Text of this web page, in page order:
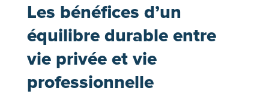
Les bénéfices d’un
équilibre durable entre
vie privée et vie
professionnelle